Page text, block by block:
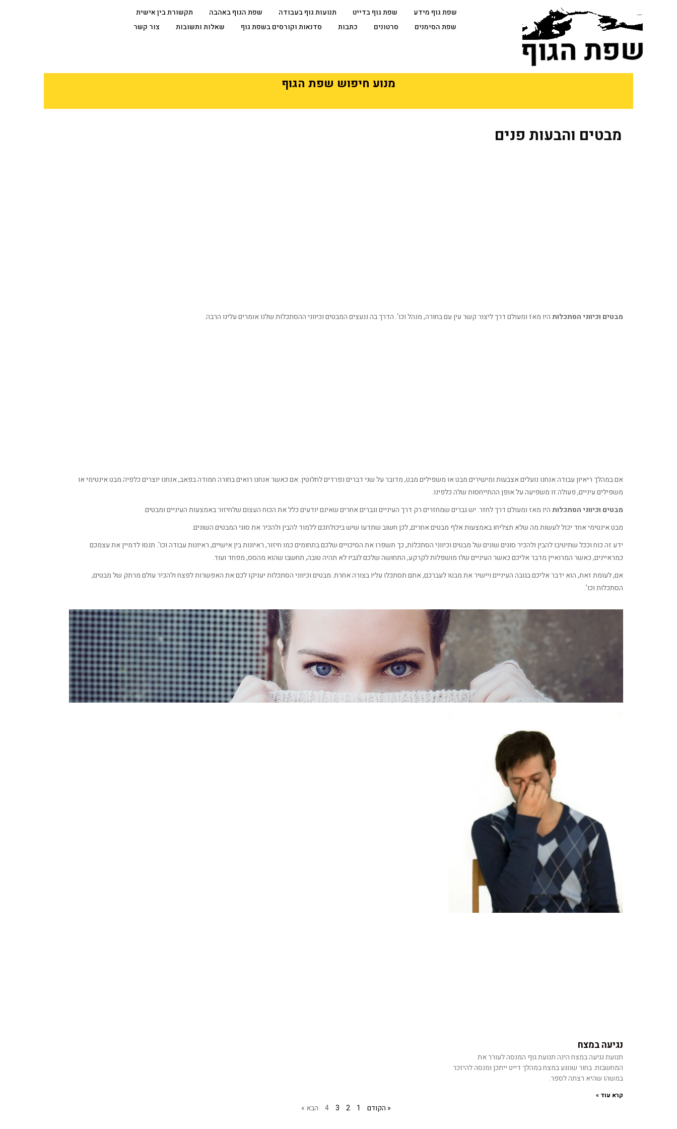
שפת גוף מידע שפת גוף בדייט תנועות גוף בעבודה שפת הגוף באהבה
תקשורת בין אישית
שפת הסימנים
סרטונים כתבות סדנאות וקורסים בשפת גוף שאלות ותשובות צור קשר
מנוע חיפוש שפת הגוף
מבטים והבעות פנים
מבטים וכיווני הסתכלותהיו מאז ומעולם דרך ליצור קשר עין עם בחורה, מנהל וכו'. הדרך בה ננעצים המבטים וכיווני ההסתכלות שלנו אומרים עלינו הרבה.
אם במהלך ריאיון עבודה אנחנו נועלים אצבעות ומישירים מבט או משפילים מבט, מדובר על שני דברים נפרדים לחלוטין. אם כאשר אנחנו רואים בחורה חמודה בפאב, אנחנו יוצרים כלפיה מבט אינטימי או
משפילים עיניים, פעולה זו משפיעה על אופן ההתייחסות שלה כלפינו.
מבטים וכיווני הסתכלותהיו מאז ומעולם דרך לחזר. יש גברים שמחזרים רק דרך העיניים וגברים אחרים שאינם יודעים כלל את הכוח העצום שלחיזור באמצעות העיניים ומבטים.
מבט אינטימי אחד יכול לעשות מה שלא תצליחו באמצעות אלף מבטים אחרים, לכן חשוב שתדעו שיש ביכולתכם ללמוד להבין ולהכיר את סוגי המבטים השונים.
ידע זה כוח וככל שתיטיבו להבין ולהכיר סוגים שונים של מבטים וכיווני הסתכלות, כך תשפרו את הסיכויים שלכם בתחומים כמו חיזור, ראיונות בין אישיים, ראיונות עבודה וכו'. תנסו לדמיין את עצמכם
כמראיינים, כאשר המרואיין מדבר אליכם כאשר העיניים שלו מושפלות לקרקע, התחושה שלכם לגביו לא תהיה טובה, תחשבו שהוא מהסס, מפחד ועוד.
אם, לעומת זאת, הוא ידבר אליכם בגובה העיניים ויישיר את מבטו לעברכם, אתם תסתכלו עליו בצורה אחרת. מבטים וכיווני הסתכלות יעניקו לכם את האפשרות לפצח ולהכיר עולם מרתק של מבטים,
הסתכלות וכו'.
נגיעה במצח
תנועת נגיעה במצח הינה תנועת גוף המנסה לעורר את
המחשבות. בחור שנוגע במצח במהלך דייט ייתכן ומנסה להיזכר
במשהו שהיא רצתה לספר.
קרא עוד »
« הקודם 1
2
3
4 הבא »